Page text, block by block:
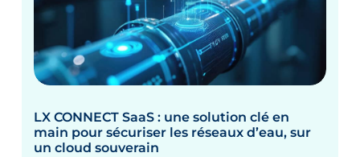
LX CONNECT SaaS : une solution clé en
main pour sécuriser les réseaux d’eau, sur
un cloud souverain